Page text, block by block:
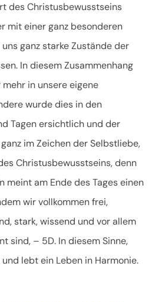
des Christusbewusstseins
mit einer ganz besonderen
ganz starke Zustände der
In diesem Zusammenhang
in unsere eigene
wurde dies in den
Tagen ersichtlich und der
im Zeichen der Selbstliebe,
Christusbewusstseins, denn
meint am Ende des Tages einen
wir vollkommen frei,
stark, wissend und vor allem
sind, – 5D. In diesem Sinne,
lebt ein Leben in Harmonie.